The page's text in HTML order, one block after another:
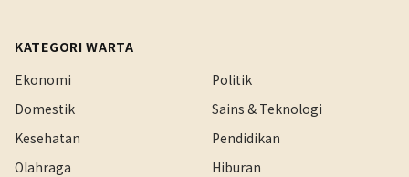
KATEGORI WARTA
Ekonomi
Politik
Domestik
Sains & Teknologi
Kesehatan
Pendidikan
Olahraga
Hiburan